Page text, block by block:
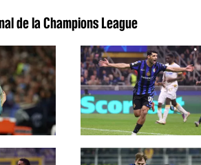
de la Champions League